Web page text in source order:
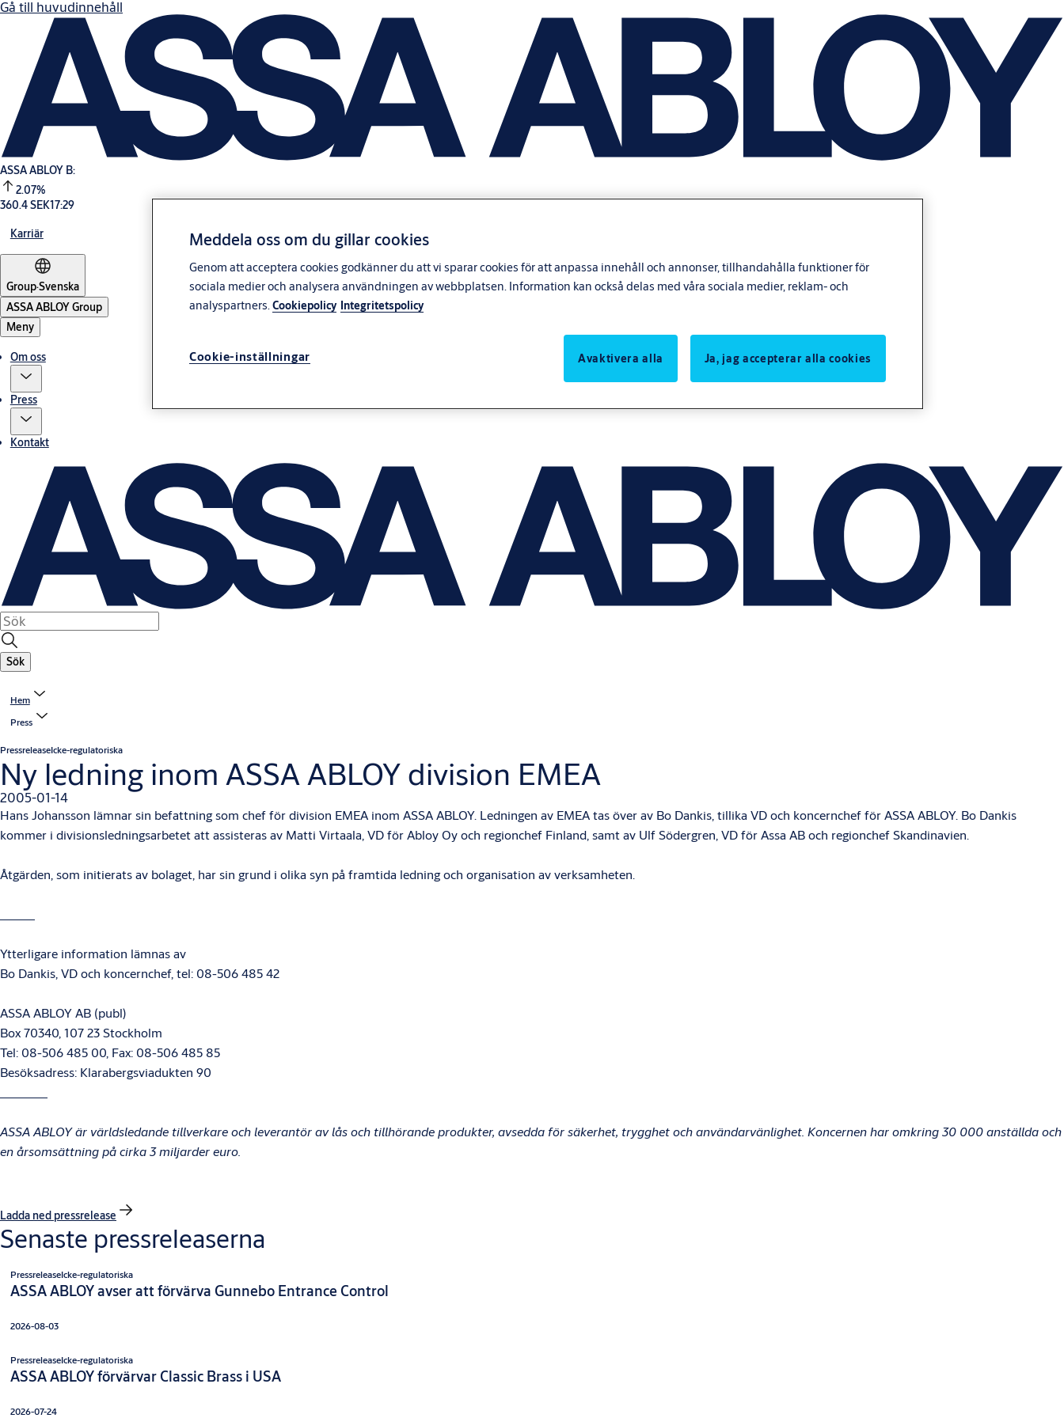
Gå till huvudinnehåll
ASSA ABLOY B:
2.07%
360.4 SEK17:29
Karriär
Group·Svenska
ASSA ABLOY Group
Meny
Om oss
Press
Kontakt
Sök
Hem
Press
PressreleaseIcke-regulatoriska
Ny ledning inom ASSA ABLOY division EMEA
2005-01-14
Hans Johansson lämnar sin befattning som chef för division EMEA inom ASSA ABLOY. Ledningen av EMEA tas över av Bo Dankis, tillika VD och koncernchef för ASSA ABLOY. Bo Dankis
kommer i divisionsledningsarbetet att assisteras av Matti Virtaala, VD för Abloy Oy och regionchef Finland, samt av Ulf Södergren, VD för Assa AB och regionchef Skandinavien.
Åtgärden, som initierats av bolaget, har sin grund i olika syn på framtida ledning och organisation av verksamheten.
Ytterligare information lämnas av
Bo Dankis, VD och koncernchef, tel: 08-506 485 42
ASSA ABLOY AB (publ)
Box 70340, 107 23 Stockholm
Tel: 08-506 485 00, Fax: 08-506 485 85
Besöksadress: Klarabergsviadukten 90
ASSA ABLOY är världsledande tillverkare och leverantör av lås och tillhörande produkter, avsedda för säkerhet, trygghet och användarvänlighet. Koncernen har omkring 30 000 anställdaoch
en årsomsättning på cirka 3 miljarder euro.
Ladda ned pressrelease
Senaste pressreleaserna
PressreleaseIcke-regulatoriska
ASSA ABLOY avser att förvärva Gunnebo Entrance Control
2026-08-03
PressreleaseIcke-regulatoriska
ASSA ABLOY förvärvar Classic Brass i USA
2026-07-24
Meddela oss om du gillar cookies
Genom att acceptera cookies godkänner du att vi sparar cookies för att anpassa innehåll och annonser, tillhandahålla funktioner för
sociala medier och analysera användningen av webbplatsen. Information kan också delas med våra sociala medier, reklam- och
analyspartners.Cookiepolicy Integritetspolicy
Cookie-inställningar Avaktivera alla Ja, jag accepterar alla cookies